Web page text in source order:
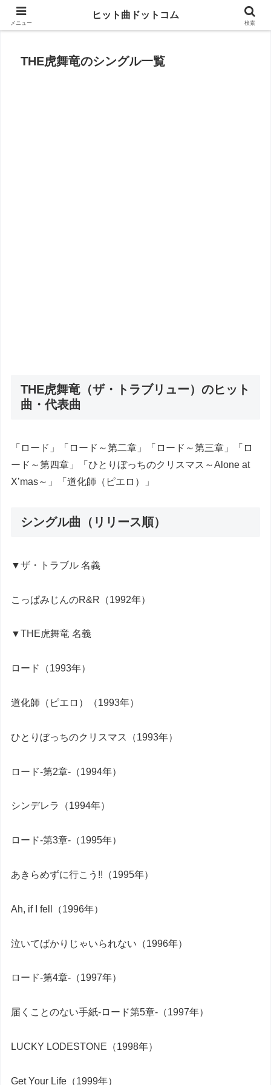
思い出の曲がすぐに見つかる
THE虎舞竜のシングル一覧
THE虎舞竜（ザ・トラブリュー）のヒット
曲・代表曲
「ロード」「ロード～第二章」「ロード～第三章」「ロ
ード～第四章」「ひとりぼっちのクリスマス～Alone at
X’mas～」「道化師（ピエロ）」
シングル曲（リリース順）
▼ザ・トラブル 名義
こっぱみじんのR&R（1992年）
▼THE虎舞竜 名義
ロード（1993年）
道化師（ピエロ）（1993年）
ひとりぼっちのクリスマス（1993年）
ロード-第2章-（1994年）
シンデレラ（1994年）
ロード-第3章-（1995年）
あきらめずに行こう!!（1995年）
Ah, if I fell（1996年）
泣いてばかりじゃいられない（1996年）
ロード-第4章-（1997年）
届くことのない手紙-ロード第5章-（1997年）
LUCKY LODESTONE（1998年）
Get Your Life（1999年）
メニュー
ヒット曲ドットコム
検索